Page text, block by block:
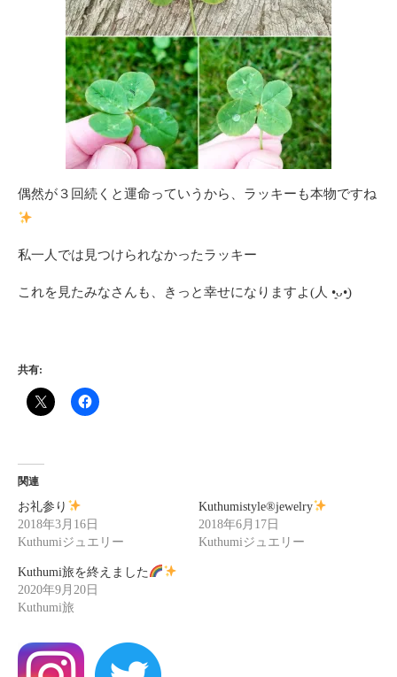
偶然が３回続くと運命っていうから、ラッキーも本物ですね
私一人では見つけられなかったラッキー
これを見たみなさんも、きっと幸せになりますよ(人 •͈ᴗ•͈)
共有:
関連
お礼参り
2018年3月16日
Kuthumiジュエリー
Kuthumistyle®️jewelry
2018年6月17日
Kuthumiジュエリー
Kuthumi旅を終えました
2020年9月20日
Kuthumi旅